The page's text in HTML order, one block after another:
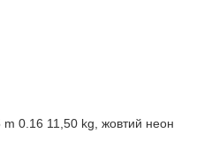
0.16 11,50 kg, жовтий неон